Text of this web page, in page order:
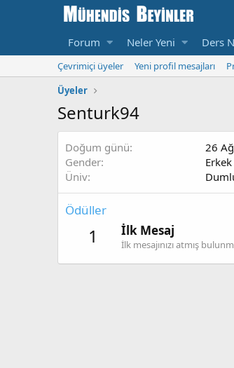
Forum Neler Yeni Ders
Çevrimiçi üyeler Yeni profil mesajları
Üyeler
Senturk94
Doğum günü
26
Gender
Erkek
Üniv
Ödüller
1 İlk Mesaj
İlk mesajınızı atmış